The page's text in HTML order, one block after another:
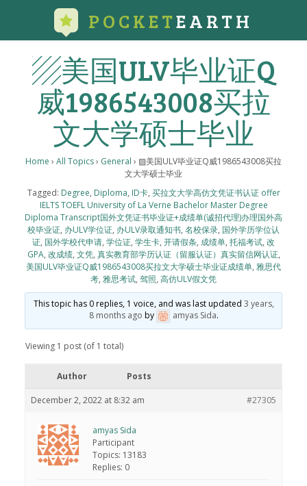
POCKETEARTH
▨美国ULV毕业证Q
威1986543008买拉
文大学硕士毕业
Home › All Topics› General › ▨美国ULV毕业证Q威1986543008买拉
文大学硕士毕业
Tagged: Degree, Diploma, ID卡, 买拉文大学高仿文凭证书认证 offer
IELTS TOEFL University of La Verne Bachelor Master Degree
Diploma Transcript国外文凭证书毕业证+成绩单(诚招代理)办理国外高
校毕业证, 办ULV学位证, 办ULV录取通知书, 名校保录, 国外学历学位认
证, 国外学校代申请, 学位证, 学生卡, 开请假条, 成绩单, 托福考试, 改
GPA, 改成绩, 文凭, 真实教育部学历认证（留服认证）真实留信网认证,
美国ULV毕业证Q威1986543008买拉文大学硕士毕业证成绩单, 雅思代
考, 雅思考试, 驾照, 高仿ULV假文凭
This topic has 0 replies, 1 voice, and was last updated 3 years,
8 months ago by amyas Sida.
Viewing 1 post (of 1 total)
Author Posts
December 2, 2022 at 8:32 am #27305
amyas Sida
Participant
Topics: 13183
Replies: 0